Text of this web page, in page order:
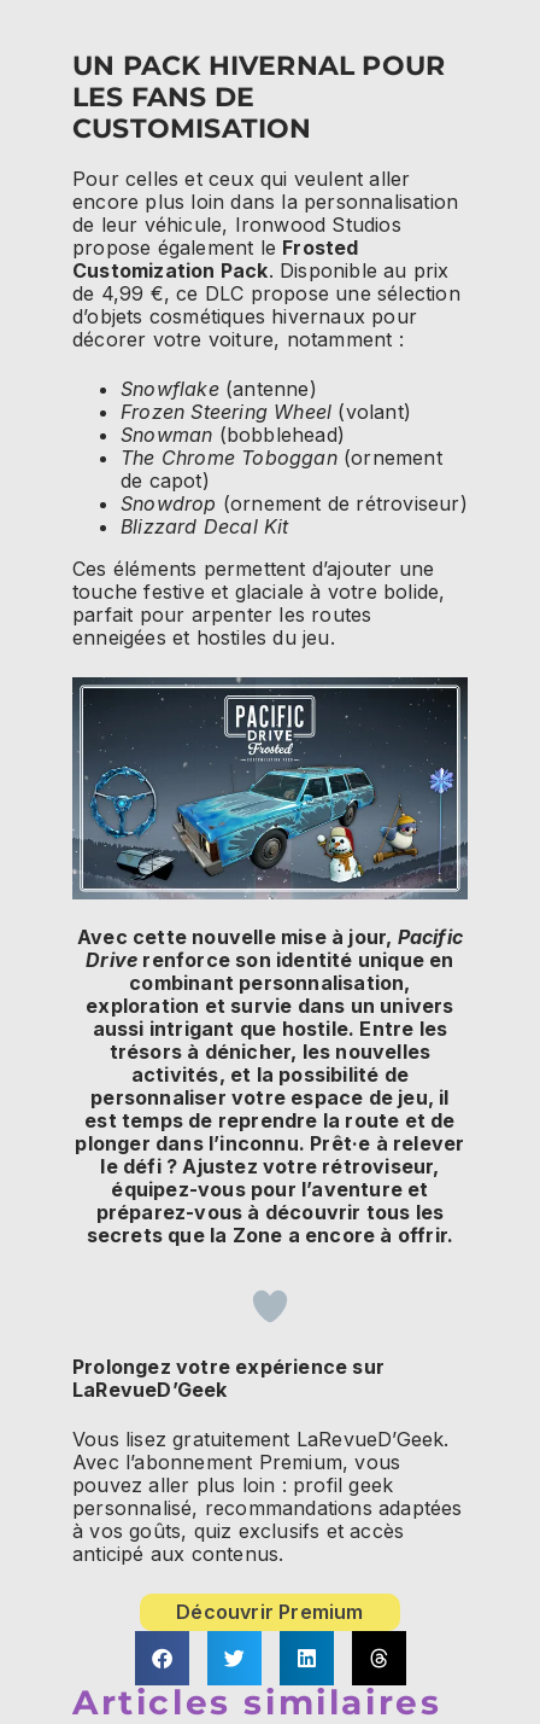
UN PACK HIVERNAL POUR
LES FANS DE
CUSTOMISATION
Pour celles et ceux qui veulent aller
encore plus loin dans la personnalisation
de leur véhicule, Ironwood Studios
propose également le Frosted
Customization Pack. Disponible au prix
de 4,99 €, ce DLC propose une sélection
d’objets cosmétiques hivernaux pour
décorer votre voiture, notamment :
Snowflake(antenne)
Frozen Steering Wheel (volant)
Snowman (bobblehead)
The Chrome Toboggan(ornement
de capot)
Snowdrop (ornement de rétroviseur)
Blizzard Decal Kit
Ces éléments permettent d’ajouter une
touche festive et glaciale à votre bolide,
parfait pour arpenter les routes
enneigées et hostiles du jeu.
Avec cette nouvelle mise à jour, Pacific
Drive renforce son identité unique en
combinant personnalisation,
exploration et survie dans un univers
aussi intrigant que hostile. Entre les
trésors à dénicher, les nouvelles
activités, et la possibilité de
personnaliser votre espace de jeu, il
est temps de reprendre la route et de
plonger dans l’inconnu. Prêt·e à relever
le défi ? Ajustez votre rétroviseur,
équipez-vous pour l’aventure et
préparez-vous à découvrir tous les
secrets que la Zone a encore à offrir.
Prolongez votre expérience sur
LaRevueD’Geek
Vous lisez gratuitement LaRevueD’Geek.
Avec l’abonnement Premium, vous
pouvez aller plus loin : profil geek
personnalisé, recommandations adaptées
à vos goûts, quiz exclusifs et accès
anticipé aux contenus.
Découvrir Premium
Articles similaires